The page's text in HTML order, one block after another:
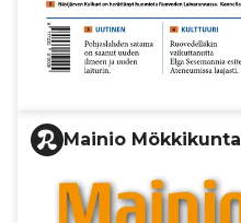
Mainio Mökkikunta